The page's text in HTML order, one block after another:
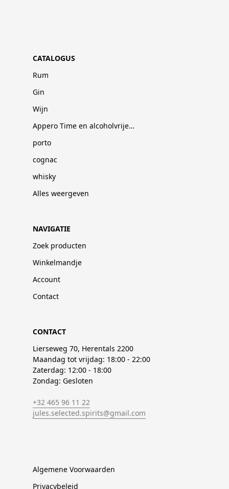
CATALOGUS
Rum
Gin
Wijn
Appero Time en alcoholvrije dranken
porto
cognac
whisky
Alles weergeven
NAVIGATIE
Zoek producten
Winkelmandje
Account
Contact
CONTACT
Lierseweg 70, Herentals 2200
Maandag tot vrijdag: 18:00 - 22:00
Zaterdag: 12:00 - 18:00
Zondag: Gesloten
+32 465 96 11 22
jules.selected.spirits@gmail.com
Algemene Voorwaarden
Privacybeleid